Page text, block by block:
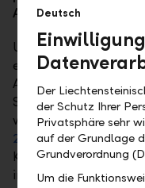
Angeboten
Unsere Gruppe
eine breite
Akquisitionen
StepUp2020 unsere
wesentlich
26
stellen wir für die
Kernthemen
ins Zentrum.
Deutsch
Der
der Schutz Ihrer
Privatsphäre sehr
auf der Grundlage
Grundverordnung
Um die